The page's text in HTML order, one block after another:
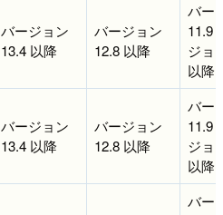
バージョン
13.4 以降
バージョン
12.8 以降
バー
11.9
ジョ
以降
バージョン
13.4 以降
バージョン
12.8 以降
バー
11.9
ジョ
以降
バー